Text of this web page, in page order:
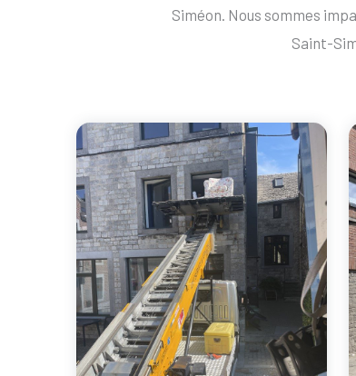
Siméon. Nous sommes
Saint-